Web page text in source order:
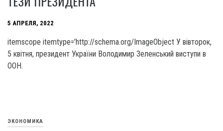
5 АПРЕЛЯ, 2022
itemscope itemtype=’http://schema.org/ImageObject У вівторок,
5 квітня, президент України Володимир Зеленський виступи в
ООН.
ЭКОНОМИКА